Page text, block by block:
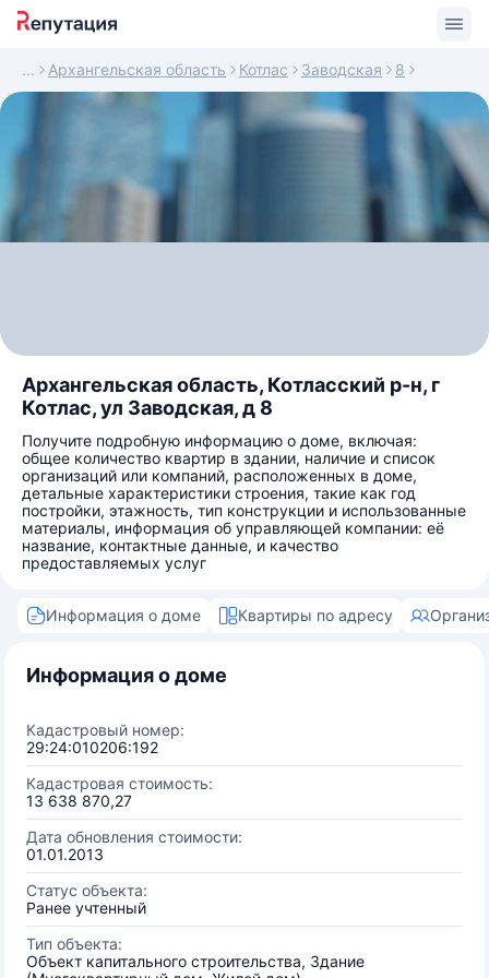
Архангельская область Котлас Заводская 8
Архангельская область, Котласский р-н, г
Котлас, ул Заводская, д 8
Получите подробную информацию о доме, включая:
общее количество квартир в здании, наличие и список
организаций или компаний, расположенных в доме,
детальные характеристики строения, такие как год
постройки, этажность, тип конструкции и использованные
материалы, информация об управляющей компании: её
название, контактные данные, и качество
предоставляемых услуг
Информация о доме Квартиры по адресу
Информация о доме
Кадастровый номер:
29:24:010206:192
Кадастровая стоимость:
13 638 870,27
Дата обновления стоимости:
01.01.2013
Статус объекта:
Ранее учтенный
Тип объекта:
Объект капитального строительства, Здание